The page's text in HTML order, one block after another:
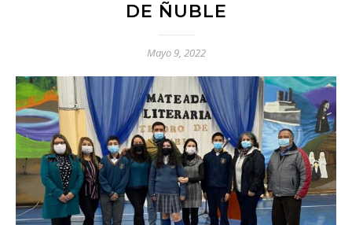
DE ÑUBLE
Mayo 9, 2022